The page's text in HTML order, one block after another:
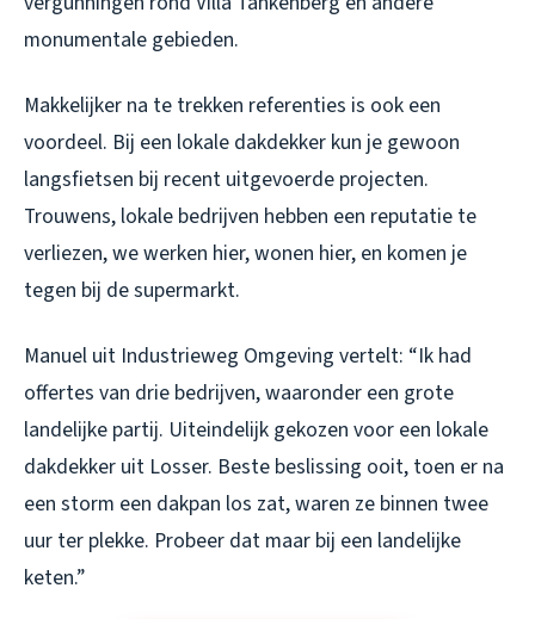
monumentale gebieden.
Makkelijker na te trekken referenties is ook een
voordeel. Bij een lokale dakdekker kun je gewoon
langsfietsen bij recent uitgevoerde projecten.
Trouwens, lokale bedrijven hebben een reputatie te
verliezen, we werken hier, wonen hier, en komen je
tegen bij de supermarkt.
Manuel uit Industrieweg Omgeving vertelt: “Ik had
offertes van drie bedrijven, waaronder een grote
landelijke partij. Uiteindelijk gekozen voor een lokale
dakdekker uit Losser. Beste beslissing ooit, toen er na
een storm een dakpan los zat, waren ze binnen twee
uur ter plekke. Probeer dat maar bij een landelijke
keten.”